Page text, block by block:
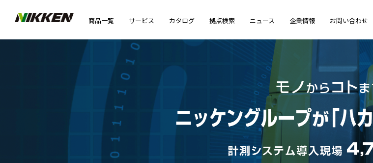
商品一覧 サービス カタログ 拠点検索 ニュース 企業情報 お問い合わせ